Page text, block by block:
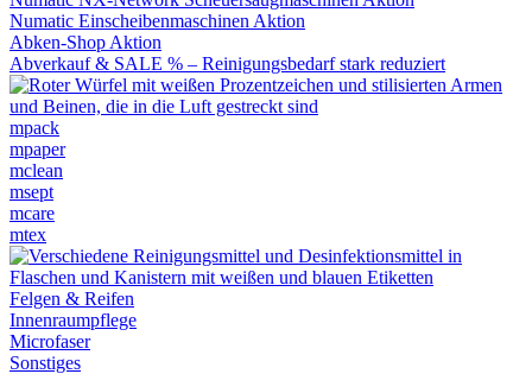
Numatic Einscheibenmaschinen Aktion
Abken-Shop Aktion
Abverkauf & SALE % – Reinigungsbedarf stark reduziert
mpack
mpaper
mclean
msept
mcare
mtex
Felgen & Reifen
Innenraumpflege
Microfaser
Sonstiges